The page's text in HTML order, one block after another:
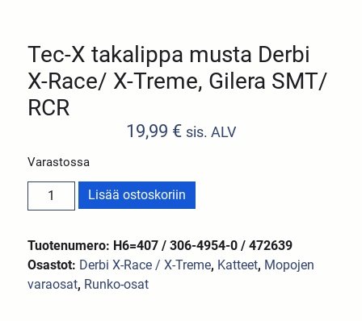
Tec-X takalippa musta Derbi
X-Race/ X-Treme, Gilera SMT/
RCR
19,99 € sis. ALV
Varastossa
Lisää ostoskoriin
Tuotenumero: H6=407 / 306-4954-0 / 472639
Osastot: Derbi X-Race / X-Treme, Katteet, Mopojen
varaosat, Runko-osat